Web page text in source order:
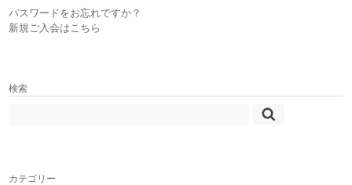
パスワードをお忘れですか？
新規ご入会はこちら
検索
カテゴリー